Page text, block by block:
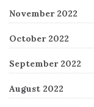
November 2022
October 2022
September 2022
August 2022